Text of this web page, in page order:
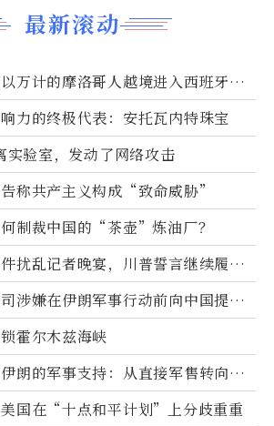
最新滚动
万计的摩洛哥人越境进入西班牙休
力的终极代表：安托瓦内特珠宝
实验室，发动了网络攻击
称共产主义构成“致命威胁”
制裁中国的“茶壶”炼油厂？
扰乱记者晚宴，川普誓言继续履行
涉嫌在伊朗军事行动前向中国提供
的卫星图像
霍尔木兹海峡
朗的军事支持：从直接军售转向间
让
国在“十点和平计划”上分歧重重